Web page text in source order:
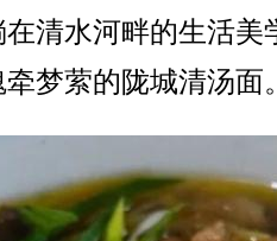
清水河畔的生活美
梦萦的陇城清汤面